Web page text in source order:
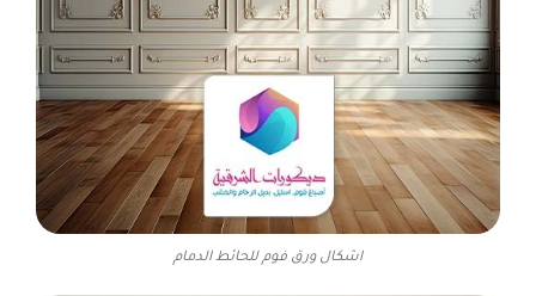
اشكال ورق فوم للحائط الدمام